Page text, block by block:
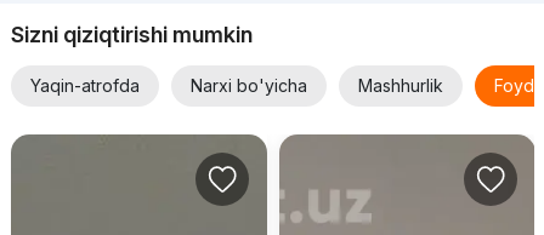
Sizni qiziqtirishi mumkin
Yaqin-atrofda Narxi bo'yicha Mashhurlik